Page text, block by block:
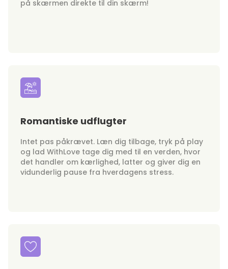
på skærmen direkte til din skærm!
Romantiske udflugter
Intet pas påkrævet. Læn dig tilbage, tryk på play
og lad WithLove tage dig med til en verden, hvor
det handler om kærlighed, latter og giver dig en
vidunderlig pause fra hverdagens stress.